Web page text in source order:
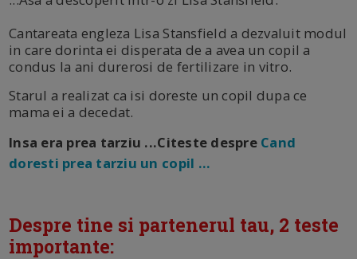
Cantareata engleza Lisa Stansfield a dezvaluit modul
in care dorinta ei disperata de a avea un copil a
condus la ani durerosi de fertilizare in vitro.
Starul a realizat ca isi doreste un copil dupa ce
mama ei a decedat.
Insa era prea tarziu ...Citeste despre Cand
doresti prea tarziu un copil ...
Despre tine si partenerul tau, 2 teste
importante: